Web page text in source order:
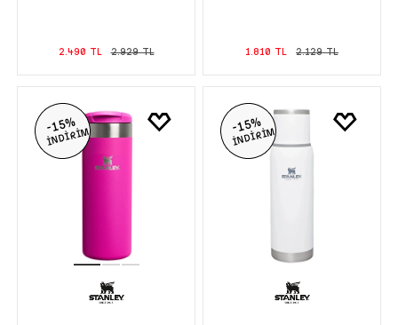
2.490 TL 2.929 TL 1.810 TL 2.129 TL
-15%
İNDİRİM
-15%
İNDİRİM